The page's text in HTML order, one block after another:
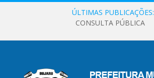
ÚLTIMAS PUBLICAÇÕES:
CONSULTA PÚBLICA